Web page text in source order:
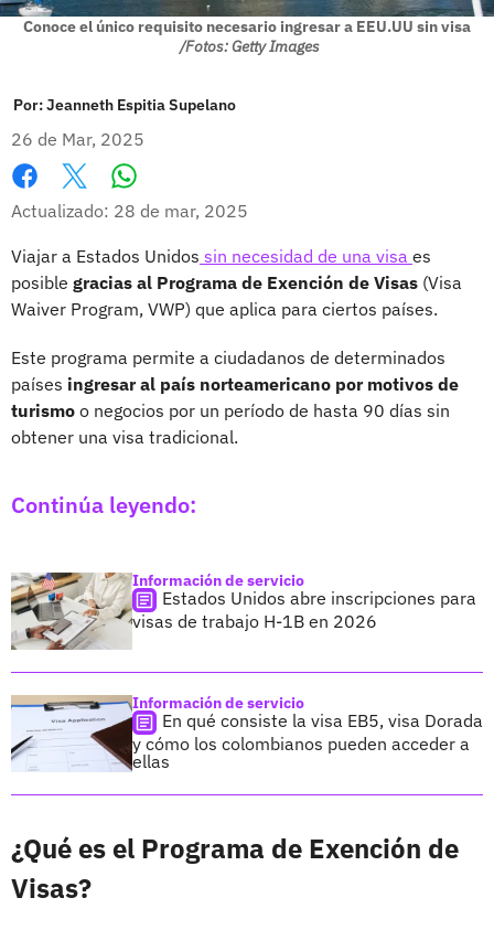
Conoce el único requisito necesario ingresar a EEU.UU sin visa
/Fotos: Getty Images
Por:Jeanneth Espitia Supelano
26 de Mar, 2025
Facebook
X
Actualizado: 28 de mar, 2025
Viajar a Estados Unidos sin necesidad de una visa es
posible gracias al Programa de Exención de Visas (Visa
Waiver Program, VWP) que aplica para ciertos países.
Este programa permite a ciudadanos de determinados
países ingresar al país norteamericano por motivos de
turismo o negocios por un período de hasta 90 días sin
obtener una visa tradicional.
Continúa leyendo:
Información de servicio
Estados Unidos abre inscripciones para
visas de trabajo H-1B en 2026
Información de servicio
En qué consiste la visa EB5, visa Dorada
y cómo los colombianos pueden acceder a
ellas
¿Qué es el Programa de Exención de
Visas?